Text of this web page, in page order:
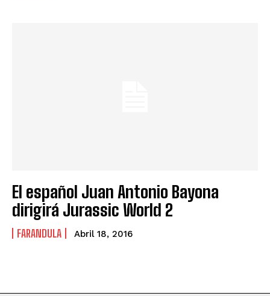
El español Juan Antonio Bayona
dirigirá Jurassic World 2
FARANDULA Abril 18, 2016